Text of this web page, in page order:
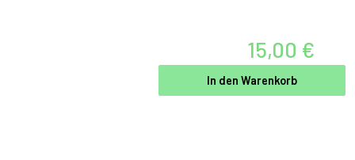
15,00 €
In den Warenkorb